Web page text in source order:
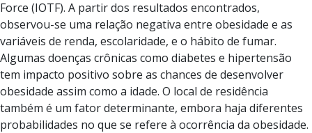
Force (IOTF). A partir dos resultados encontrados,
observou-se uma relação negativa entre obesidade e as
variáveis de renda, escolaridade, e o hábito de fumar.
Algumas doenças crônicas como diabetes e hipertensão
tem impacto positivo sobre as chances de desenvolver
obesidade assim como a idade. O local de residência
também é um fator determinante, embora haja diferentes
probabilidades no que se refere à ocorrência da obesidade.